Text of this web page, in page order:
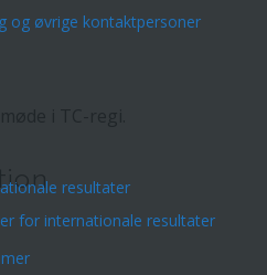
og øvrige kontaktpersoner
resultater
for internationale resultater
i TC-regi.